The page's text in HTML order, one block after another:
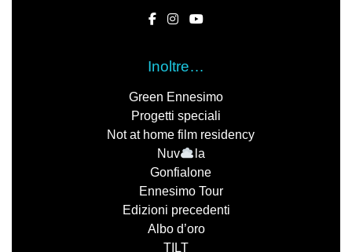
Inoltre…
Green Ennesimo
Progetti speciali
Not at home film residency
Nuv
la
Gonfialone
Ennesimo Tour
Edizioni precedenti
Albo d’oro
TILT